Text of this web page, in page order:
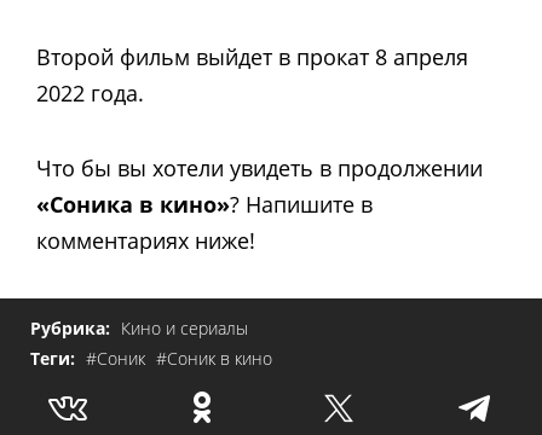
Второй фильм выйдет в прокат 8 апреля
2022 года.
Что бы вы хотели увидеть в продолжении
«Соника в кино»? Напишите в
комментариях ниже!
Рубрика: Кино и сериалы
Теги: #Соник #Соник в кино